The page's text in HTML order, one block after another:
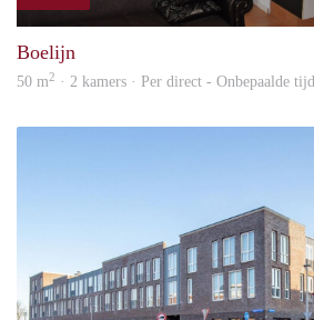
Boelijn
50 m2 · 2 kamers · Per direct - Onbepaalde tijd